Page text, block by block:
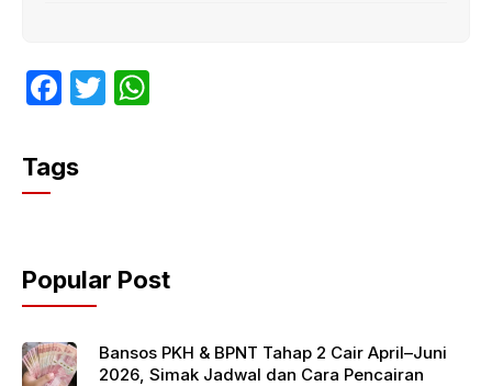
F
c
e
o
o
k
T
p
p
Tags
Popular Post
Bansos PKH & BPNT Tahap 2 Cair April–Juni
2026, Simak Jadwal dan Cara Pencairan